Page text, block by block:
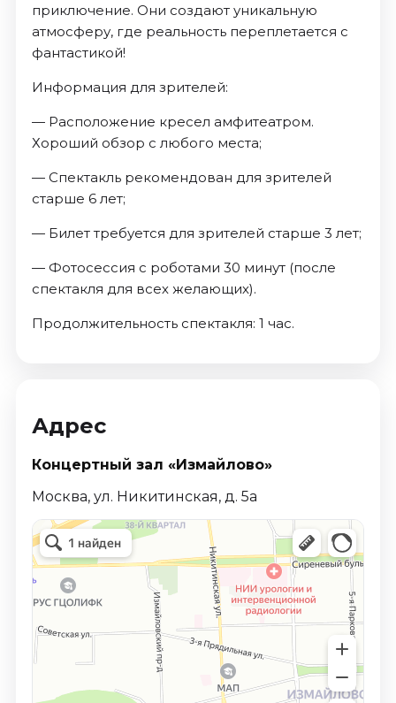
приключение. Они создают уникальную
атмосферу, где реальность переплетается с
фантастикой!
Информация для зрителей:
— Расположение кресел амфитеатром.
Хороший обзор с любого места;
— Спектакль рекомендован для зрителей
старше 6 лет;
— Билет требуется для зрителей старше 3 лет;
— Фотосессия с роботами 30 минут (после
спектакля для всех желающих).
Продолжительность спектакля: 1 час.
Адрес
Концертный зал «Измайлово»
Москва, ул. Никитинская, д. 5а